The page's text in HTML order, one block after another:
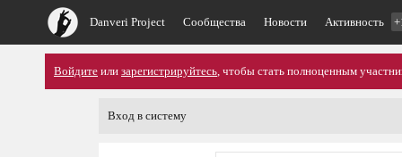
Danveri Project Сообщества Новости Активность
Войдите или зарегистрируйтесь, чтобы стать полноценным
Вход в систему